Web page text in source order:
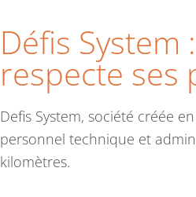
Défis
respecte ses
Defis System, société créée
personnel technique et
kilomètres.